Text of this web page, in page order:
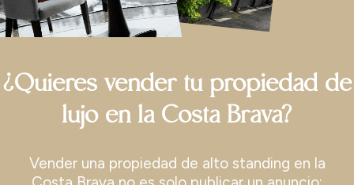
¿Quieres vender tu propiedad de
lujo en la Costa Brava?
Vender una propiedad de alto standing en la